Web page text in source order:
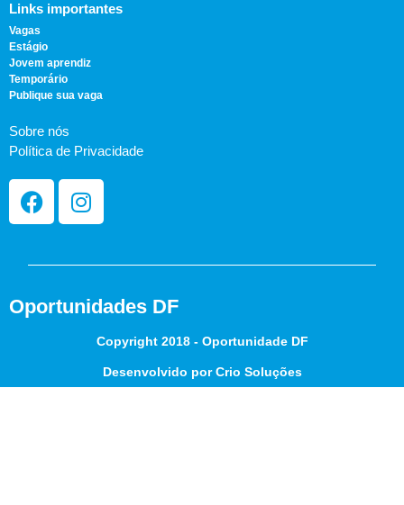
Links importantes
Vagas
Estágio
Jovem aprendiz
Temporário
Publique sua vaga
Sobre nós
Política de Privacidade
Oportunidades DF
Copyright 2018 - Oportunidade DF
Desenvolvido por Crio Soluções